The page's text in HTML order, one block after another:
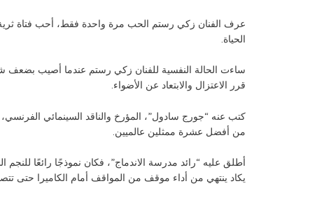
عرف الفنان زكي رستم الحب مرة واحدة فقط، أحب فتاة
الحياة.
قرر الاعتزال والابتعاد عن الأضواء.
كتب عنه “جورج سادول”، المؤرخ والناقد السينمائي
من أفضل عشرة ممثلين عالميين.
أطلق عليه “رائد مدرسة الاندماج”، فكان نموذجًا رائعًا
يكاد ينتهي من أداء موقف من المواقف أمام الكاميرا حتى